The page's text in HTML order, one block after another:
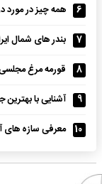
6
همه چیز در مورد
7
بندر های شمال
8
قورمه مرغ
9
آشنایی با
10
معرفی سازه